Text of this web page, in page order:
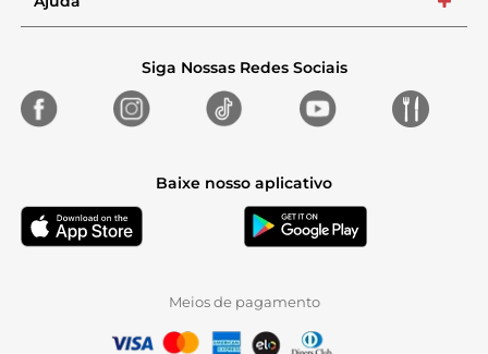
Siga Nossas Redes Sociais
Baixe nosso aplicativo
Meios de pagamento